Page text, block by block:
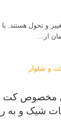
و تحول هستند.
ار...
مخصوص کت
شیک و به‌